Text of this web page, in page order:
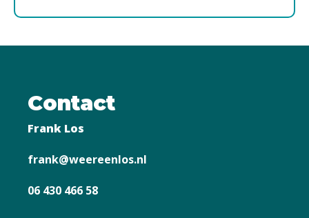
Contact
Frank Los
frank@weereenlos.nl
06 430 466 58